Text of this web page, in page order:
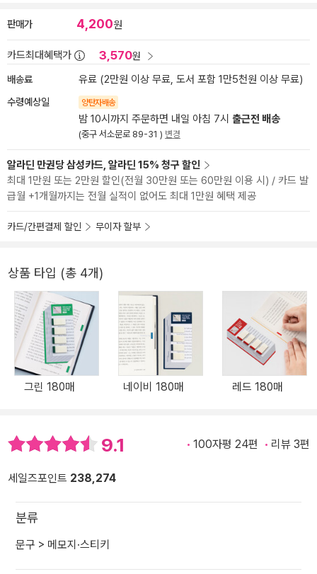
판매가 4,200원
카드최대혜택가 3,570원
배송료 유료 (2만원 이상 무료, 도서 포함 1만5천원 이상 무료)
수령예상일 양탄자배송
밤 10시까지 주문하면 내일 아침 7시 출근전 배송
(중구 서소문로 89-31 ) 변경
알라딘 만권당 삼성카드, 알라딘 15% 청구 할인
최대 1만원 또는 2만원 할인(전월 30만원 또는 60만원 이용 시) / 카드 발
급월 +1개월까지는 전월 실적이 없어도 최대 1만원 혜택 제공
카드/간편결제 할인 무이자 할부
상품 타입 (총 4개)
그린 180매 네이비 180매 레드 180매
9.1 100자평 24편 리뷰 3편
세일즈포인트 238,274
분류
문구 > 메모지·스티키